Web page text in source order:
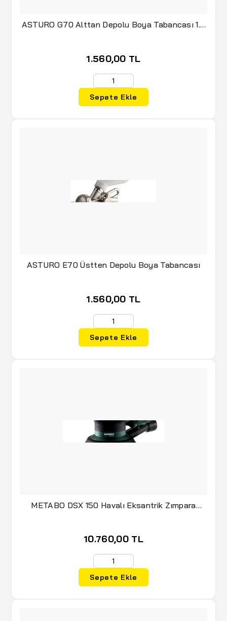
ASTURO G70 Alttan Depolu Boya Tabancası 1.8
1.560,00 TL
Sepete Ekle
ASTURO E70 Üstten Depolu Boya Tabancası
1.560,00 TL
Sepete Ekle
METABO DSX 150 Havalı Eksantrik Zımpara
10.760,00 TL
Sepete Ekle